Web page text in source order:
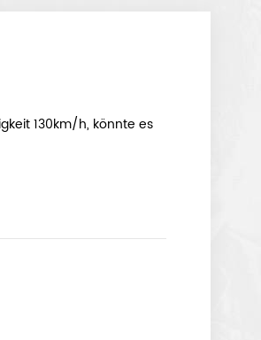
130km/h, könnte es